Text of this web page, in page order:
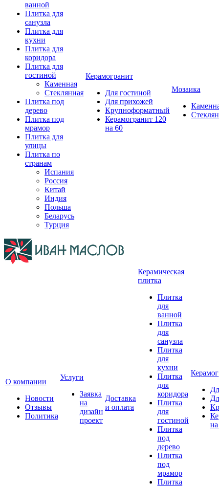
ванной
Плитка для
санузла
Плитка для
кухни
Плитка для
коридора
Плитка для
гостиной
Каменная
Стеклянная
Плитка под
дерево
Плитка под
мрамор
Плитка для
улицы
Плитка по
странам
Испания
Россия
Китай
Индия
Польша
Беларусь
Турция
Керамогранит
Для гостиной
Для прихожей
Крупноформатный
Керамогранит 120
на 60
Мозаика
О компании
Новости
Отзывы
Политика
Услуги
Заявка
на
дизайн
проект
Доставка
и оплата
Керамическая
плитка
Плитка
для
ванной
Плитка
для
санузла
Плитка
для
кухни
Плитка
для
коридора
Плитка
для
гостиной
Плитка
под
дерево
Плитка
под
мрамор
Плитка